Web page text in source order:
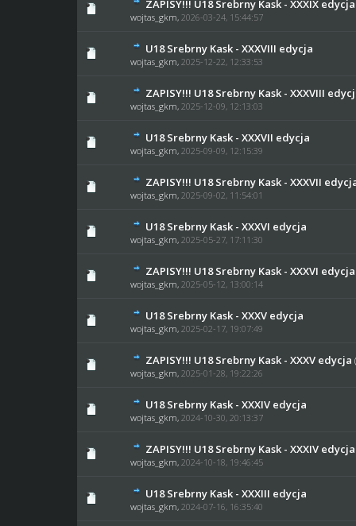
ZAPISY!!! U18 Srebrny Kask - XXXIX edycja
wojtas_gkm,2026-03-24, 15:44:57
0 głosów - średnia 1
U18 Srebrny Kask - XXXVIII edycja
wojtas_gkm,2025-12-22, 12:33:53
0 głosów - średnia
ZAPISY!!! U18 Srebrny Kask - XXXVIII
wojtas_gkm,2025-12-09, 12:13:03
0 głosów - średnia 1
U18 Srebrny Kask - XXXVII edycja
wojtas_gkm,2025-09-09, 12:15:39
0 głosów - średnia
ZAPISY!!! U18 Srebrny Kask - XXXVII
wojtas_gkm,2025-09-02, 11:54:01
0 głosów - średnia 1
U18 Srebrny Kask - XXXVI edycja
wojtas_gkm,2025-05-27, 17:11:30
0 głosów - średnia
ZAPISY!!! U18 Srebrny Kask - XXXVI edycja
wojtas_gkm,2025-05-12, 13:00:14
0 głosów - średnia 1
U18 Srebrny Kask - XXXV edycja
wojtas_gkm,2025-02-17, 19:07:49
0 głosów - średnia
ZAPISY!!! U18 Srebrny Kask - XXXV edycja
wojtas_gkm,2025-01-28, 19:22:26
0 głosów - średnia 1
U18 Srebrny Kask - XXXIV edycja
wojtas_gkm,2024-10-30, 20:13:37
0 głosów - średnia
ZAPISY!!! U18 Srebrny Kask - XXXIV edycja
wojtas_gkm,2024-10-18, 19:46:45
0 głosów - średnia 1
U18 Srebrny Kask - XXXIII edycja
wojtas_gkm,2024-07-16, 16:35:40
0 głosów - średnia